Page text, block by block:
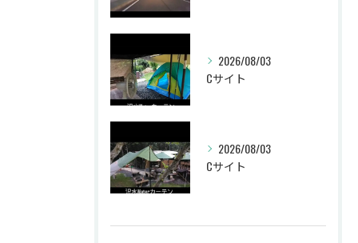
2026/08/03
Cサイト
2026/08/03
Cサイト